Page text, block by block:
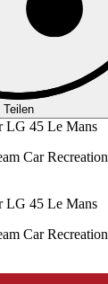
Teilen
LG 45 Le Mans
Car Recreation
LG 45 Le Mans
Car Recreation